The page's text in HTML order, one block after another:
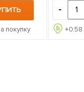
покупку
-
+0.58